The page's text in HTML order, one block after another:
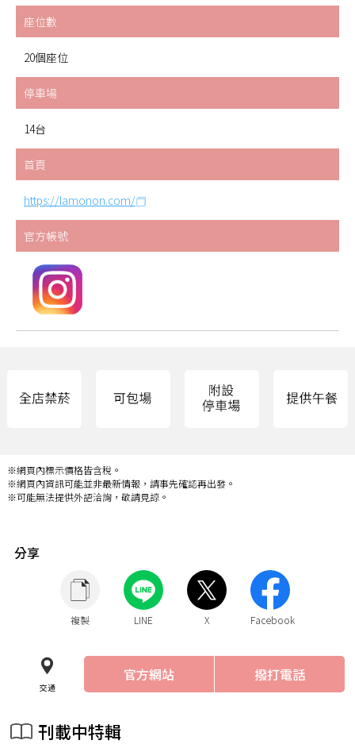
座位數
20個座位
停車場
14台
首頁
https://lamonon.com/
官方帳號
※網頁內標示價格皆含稅。
※網頁內資訊可能並非最新情報，請事先確認再出發。
※可能無法提供外語洽詢，敬請見諒。
分享
複製 LINE X Facebook
交通
官方網站 撥打電話
刊載中特輯